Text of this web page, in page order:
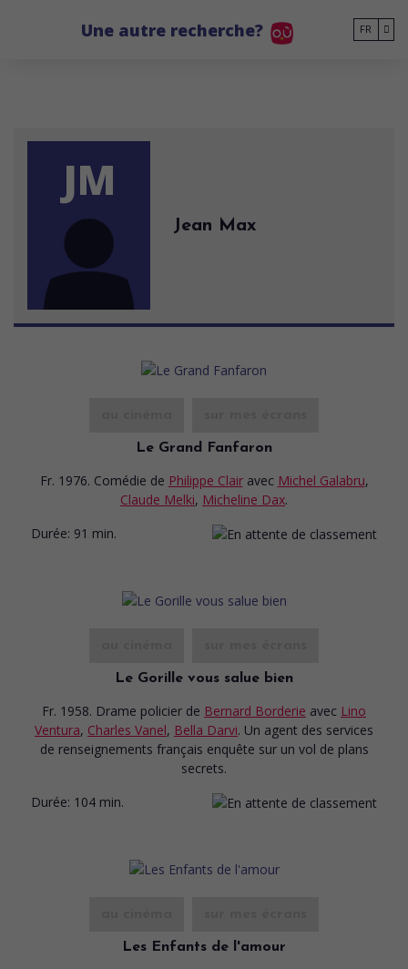
Une autre recherche? FR
JM
Jean Max
Le Grand Fanfaron
Fr. 1976. Comédie de Philippe Clair avec Michel Galabru,
Claude Melki, Micheline Dax.
Durée: 91 min.
Le Gorille vous salue bien
Fr. 1958. Drame policier de Bernard Borderie avec Lino
Ventura, Charles Vanel, Bella Darvi. Un agent des services
de renseignements français enquête sur un vol de plans
secrets.
Durée: 104 min.
Les Enfants de l'amour